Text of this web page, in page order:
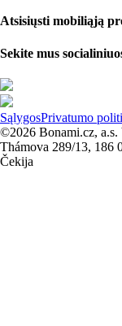
Atsisiųsti mobiliąją
Sekite mus
SąlygosPrivatumo
©2026 Bonami.cz, a.s.
Thámova 289/13, 186
Čekija